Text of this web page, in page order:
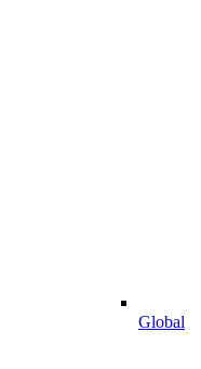
Global